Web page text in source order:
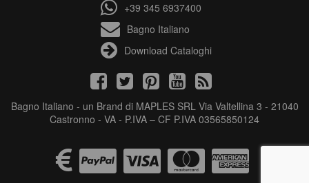
+39 345 6937400
Bagno Italiano
Download Cataloghi
Bagno Italiano - un Brand di MAPLES SRL Via Valtellina 3 - 21040
Castronno - VA - P.IVA – CF P.IVA 03565850124